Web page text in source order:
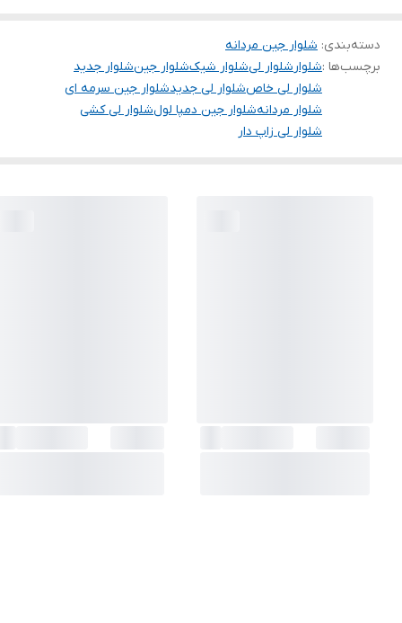
دسته‌بندی: شلوار جین مردانه
برچسب‌ها :شلوار شلوار لیشلوار شیکشلوار جینشلوار جدید
شلوار لی خاصشلوار لی جدیدشلوار جین سرمه ای
شلوار مردانهشلوار جین دمپا لولشلوار لی کشی
شلوار لی زاپ دار